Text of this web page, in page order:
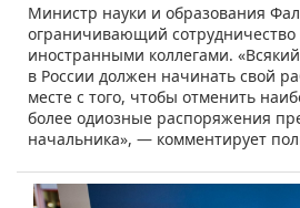
​Министр науки и образования
ограничивающий сотрудничество
иностранными коллегами.
в России должен начинать свой
месте с того, чтобы отменить
более одиозные распоряжения
начальника», — комментирует